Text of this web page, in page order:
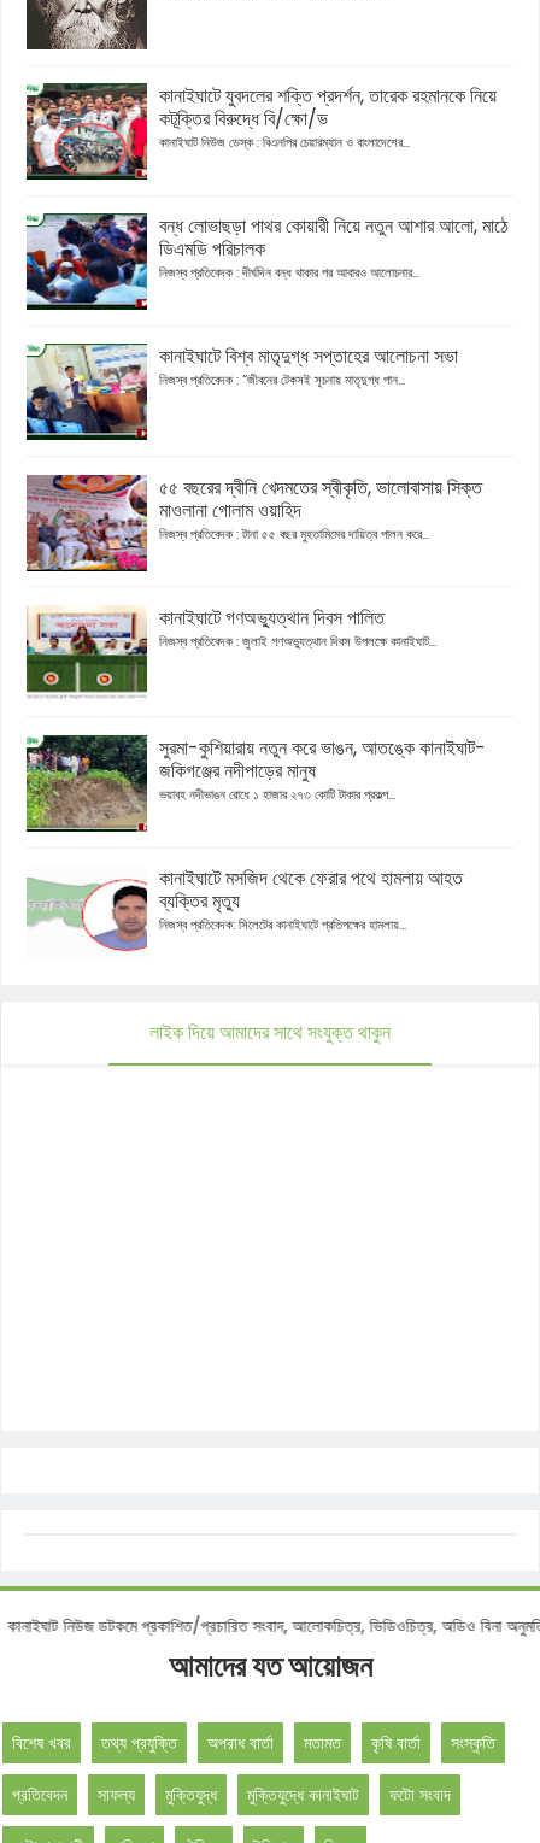
কানাইঘাটে যুবদলের শক্তি প্রদর্শন, তারেক রহমানকে নিয়ে
কটূক্তির বিরুদ্ধে বি/ক্ষো/ভ
কানাইঘাট নিউজ ডেস্ক : বিএনপির চেয়ারম্যান ও বাংলাদেশের...
বন্ধ লোভাছড়া পাথর কোয়ারী নিয়ে নতুন আশার আলো, মাঠে
ডিএমডি পরিচালক
নিজস্ব প্রতিবেদক : দীর্ঘদিন বন্ধ থাকার পর আবারও আলোচনার...
কানাইঘাটে বিশ্ব মাতৃদুগ্ধ সপ্তাহের আলোচনা সভা
নিজস্ব প্রতিবেদক : “জীবনের টেকসই সূচনায় মাতৃদুগ্ধ পান...
৫৫ বছরের দ্বীনি খেদমতের স্বীকৃতি, ভালোবাসায় সিক্ত
মাওলানা গোলাম ওয়াহিদ
নিজস্ব প্রতিবেদক : টানা ৫৫ বছর মুহতামিমের দায়িত্ব পালন করে...
কানাইঘাটে গণঅভ্যুত্থান দিবস পালিত
নিজস্ব প্রতিবেদক : জুলাই গণঅভ্যুত্থান দিবস উপলক্ষে কানাইঘাট...
সুরমা-কুশিয়ারায় নতুন করে ভাঙন, আতঙ্কে কানাইঘাট-
জকিগঞ্জের নদীপাড়ের মানুষ
ভয়াবহ নদীভাঙন রোধে ১ হাজার ২৭৩ কোটি টাকার প্রকল্প...
কানাইঘাটে মসজিদ থেকে ফেরার পথে হামলায় আহত
ব্যক্তির মৃত্যু
নিজস্ব প্রতিবেদক: সিলেটের কানাইঘাটে প্রতিপক্ষের হামলায়...
লাইক দিয়ে আমাদের সাথে সংযুক্ত থাকুন
:কানাইঘাট নিউজ ডটকমে প্রকাশিত/প্রচারিত সংবাদ, আলোকচিত্র, ভিডিওচিত্র, অডিও
আমাদের যত আয়োজন
বিশেষ খবর তথ্য প্রযুক্তি অপরাধ বার্তা মতামত কৃষি বার্তা সংস্কৃতি
প্রতিবেদন সাফল্য মুক্তিযুদ্ধ মুক্তিযুদ্ধে কানাইঘাট ফটো সংবাদ